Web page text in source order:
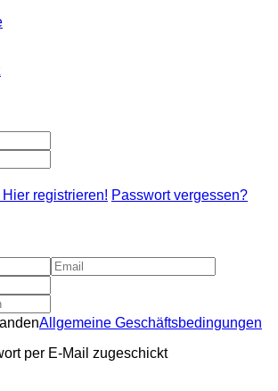
registrieren! Passwort vergessen?
Allgemeine Geschäftsbedingungen
per E-Mail zugeschickt